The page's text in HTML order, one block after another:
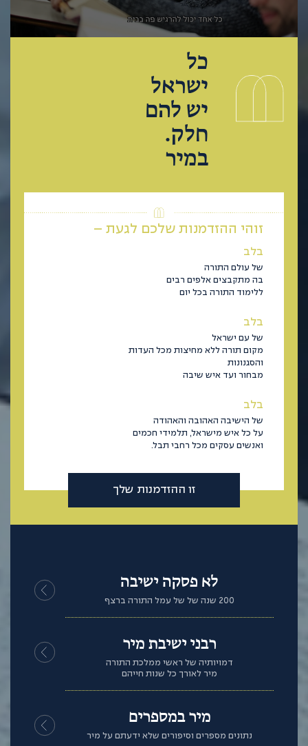
כל
ישראל
יש להם
חלק.
במיר
זוהי ההזדמנות שלכם לגעת –
בלב
של עולם התורה
בה מתקבצים אלפים רבים
ללימוד התורה בכל יום
בלב
של עם ישראל
מקום תורה ללא מחיצות מכל העדות
והסגנונות
מבחור ועד איש שיבה
בלב
של הישיבה האהובה והאהודה
על כל איש מישראל, תלמידי חכמים
ואנשים עסקים מכל רחבי תבל.
זו ההזדמנות שלך
לא פסקה ישיבה
200 שנה של של עמל התורה ברצף
רבני ישיבת מיר
דמויותיה של ראשי ממלכת התורה
מיר לאורך כל שנות חייהם
מיר במספרים
נתונים מספרים וסיפורים שלא ידעתם על מיר